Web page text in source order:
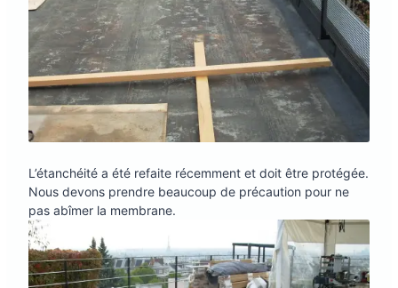
L’étanchéité a été refaite récemment et doit être protégée.
Nous devons prendre beaucoup de précaution pour ne
pas abîmer la membrane.